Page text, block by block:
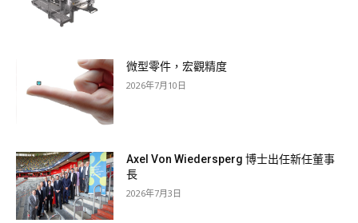
微型零件，宏觀精度
2026年7月10日
Axel Von Wiedersperg 博士出任新任董事
長
2026年7月3日